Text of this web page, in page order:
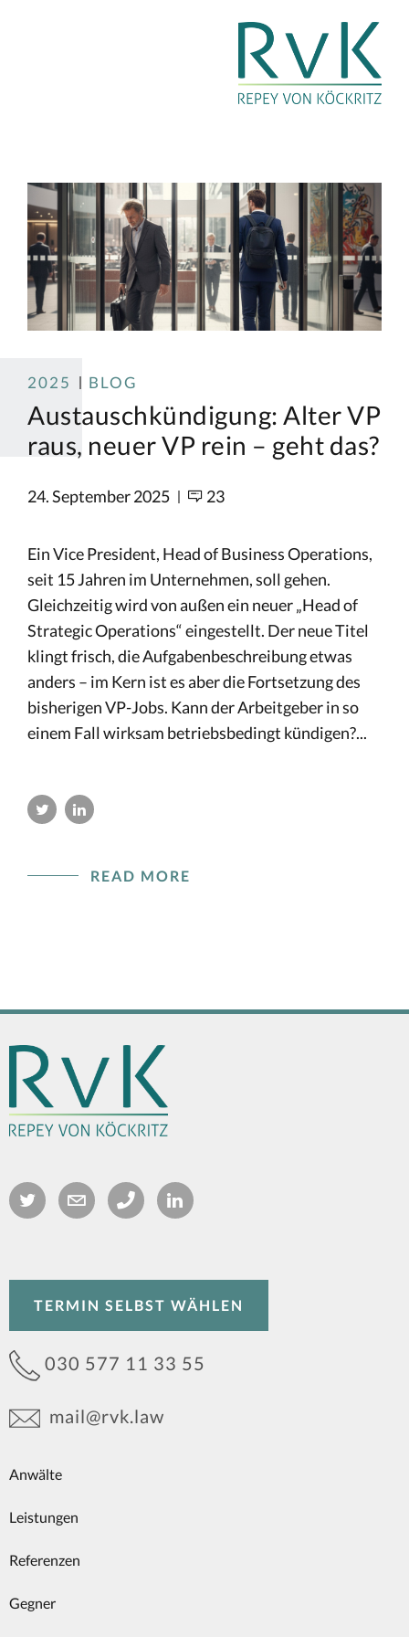
2025 BLOG
Austauschkündigung: Alter VP
raus, neuer VP rein – geht das?
24. September 2025 23
Ein Vice President, Head of Business Operations,
seit 15 Jahren im Unternehmen, soll gehen.
Gleichzeitig wird von außen ein neuer „Head of
Strategic Operations“ eingestellt. Der neue Titel
klingt frisch, die Aufgabenbeschreibung etwas
anders – im Kern ist es aber die Fortsetzung des
bisherigen VP-Jobs. Kann der Arbeitgeber in so
einem Fall wirksam betriebsbedingt kündigen?...
READ MORE
Anwälte
Leistungen
Referenzen
Gegner
TERMIN SELBST WÄHLEN
030 577 11 33 55
mail@rvk.law